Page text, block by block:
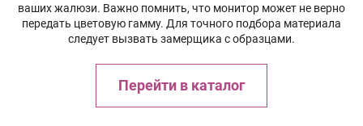
ваших жалюзи. Важно помнить, что монитор может не верно
передать цветовую гамму. Для точного подбора материала
следует вызвать замерщика с образцами.
Перейти в каталог